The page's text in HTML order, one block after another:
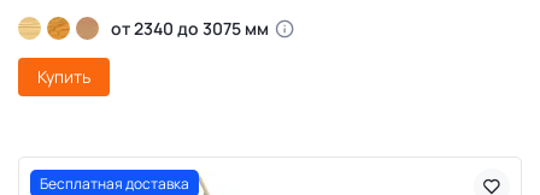
от 2340 до 3075 мм
Купить
Бесплатная доставка